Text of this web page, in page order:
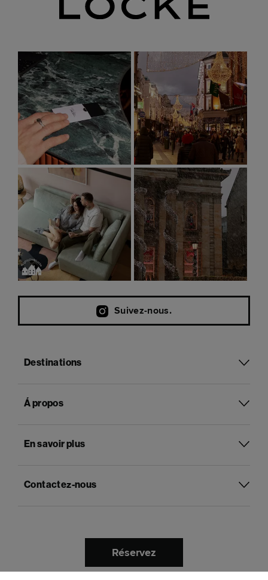
Suivez-nous.
Destinations
Á propos
En savoir plus
Contactez-nous
Langue :Français
Réservez